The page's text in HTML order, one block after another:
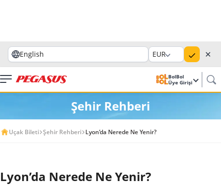
English EUR ✕
BolBol
Üye Girişi
Şehir Rehberi
Uçak Bileti Şehir Rehberi Lyon’da Nerede Ne Yenir?
Lyon’da Nerede Ne Yenir?